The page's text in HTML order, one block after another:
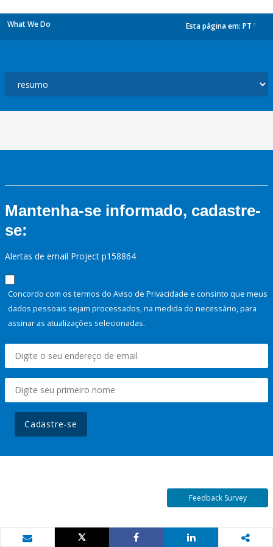
What We Do Esta página em: PT
Mantenha-se informado, cadastre-
se:
Alertas de email Project p158864
Concordo com os termos do Aviso de Privacidade e consinto que meus
dados pessoais sejam processados, na medida do necessário, para
assinar as atualizações selecionadas.
Cadastre-se
Feedback Survey